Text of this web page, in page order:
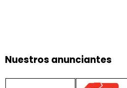
Nuestros anunciantes